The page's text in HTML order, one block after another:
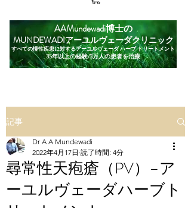
AAMundewadi博士の
MUNDEWADIアーユルヴェーダクリニック
すべての慢性疾患に対するアーユルヴェーダ ハーブ トリートメント
35年以上の経験/3万人の患者を治療
記事
尋常性天疱瘡（PV）–ア
ーユルヴェーダハーブト
Dr A A Mundewadi
2022年4月17日 読了時間: 4分